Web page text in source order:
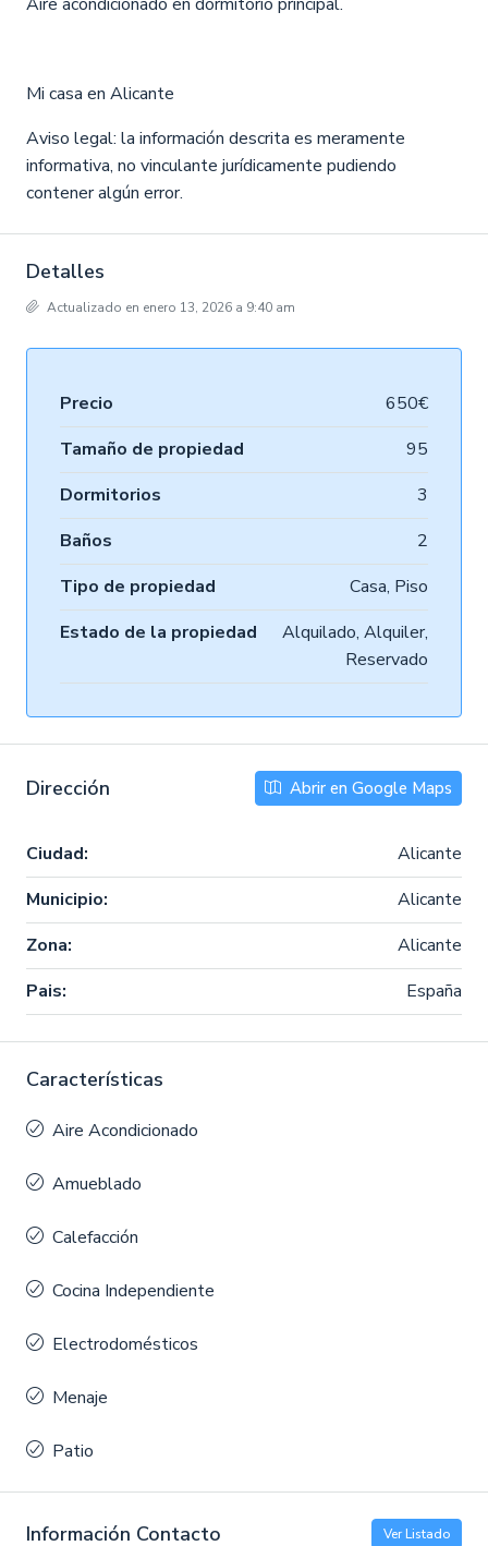
Mi casa en Alicante
Aviso legal: la información descrita es meramente
informativa, no vinculante jurídicamente pudiendo
contener algún error.
Detalles
Actualizado en enero 13, 2026 a 9:40 am
Precio
650€
Tamaño de propiedad
95
Dormitorios
3
Baños
2
Tipo de propiedad
Casa, Piso
Estado de la propiedad
Alquilado, Alquiler,
Reservado
Dirección Abrir en Google Maps
Ciudad:
Alicante
Municipio:
Alicante
Zona:
Alicante
Pais:
España
Características
Aire Acondicionado
Amueblado
Calefacción
Cocina Independiente
Electrodomésticos
Menaje
Patio
Información Contacto Ver Listado